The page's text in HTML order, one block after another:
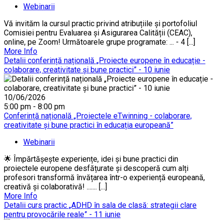
Webinarii
Vă invităm la cursul practic privind atribuțiile și portofoliul
Comisiei pentru Evaluarea și Asigurarea Calității (CEAC),
online, pe Zoom! Următoarele grupe programate: ... - 4 [...]
More Info
Detalii conferință națională „Proiecte europene în educație -
colaborare, creativitate și bune practici” - 10 iunie
10/06/2026
5:00 pm - 8:00 pm
Conferință națională „Proiectele eTwinning - colaborare,
creativitate și bune practici în educația europeană”
Webinarii
🌟 Împărtășește experiențe, idei și bune practici din
proiectele europene desfățurate și descoperă cum alți
profesori transformă învățarea într-o experiență europeană,
creativă și colaborativă! ....... [...]
More Info
Detalii curs practic „ADHD în sala de clasă: strategii clare
pentru provocările reale” - 11 iunie